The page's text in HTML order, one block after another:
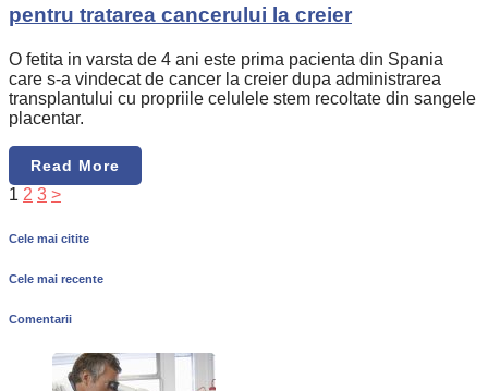
pentru tratarea cancerului la creier
O fetita in varsta de 4 ani este prima pacienta din Spania
care s-a vindecat de cancer la creier dupa administrarea
transplantului cu propriile celulele stem recoltate din sangele
placentar.
Read More
1 2 3 >
Cele mai citite
Cele mai recente
Comentarii